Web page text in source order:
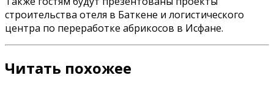
строительства отеля в Баткене и логистического
центра по переработке абрикосов в Исфане.
Читать похожее